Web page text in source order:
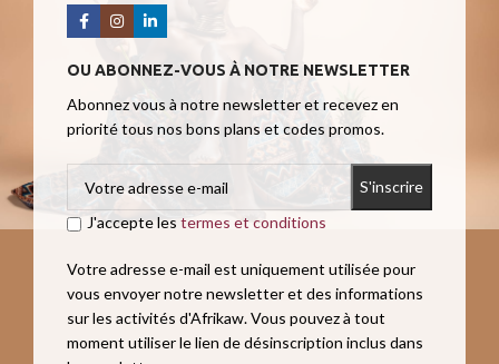
OU ABONNEZ-VOUS À NOTRE NEWSLETTER
Abonnez vous à notre newsletter et recevez en
priorité tous nos bons plans et codes promos.
J'accepte les termes et conditions
Votre adresse e-mail est uniquement utilisée pour
vous envoyer notre newsletter et des informations
sur les activités d'Afrikaw. Vous pouvez à tout
moment utiliser le lien de désinscription inclus dans